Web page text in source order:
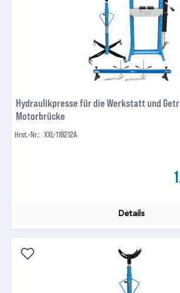
Hydraulikpresse für die Werkstatt und
Motorbrücke
Hrst.-Nr.: XXL-118212A
Details